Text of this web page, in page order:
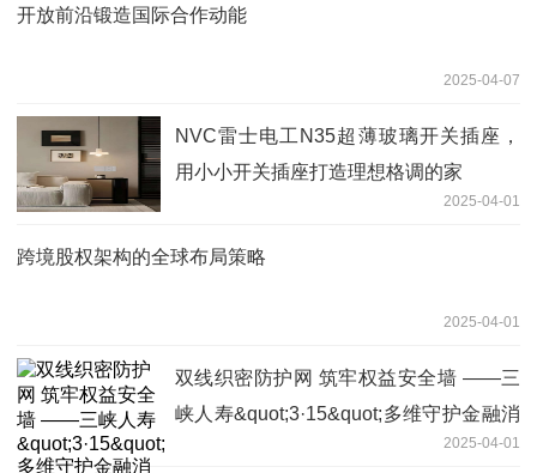
开放前沿锻造国际合作动能
2025-04-07
NVC雷士电工N35超薄玻璃开关插座，
用小小开关插座打造理想格调的家
2025-04-01
跨境股权架构的全球布局策略
2025-04-01
双线织密防护网 筑牢权益安全墙 ——三
峡人寿&quot;3·15&quot;多维守护金融消
2025-04-01